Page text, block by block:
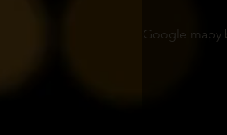
Google mapy